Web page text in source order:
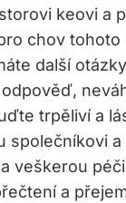
keovi a
chov tohoto
další
trpěliví a
společníkovi a
veškerou
a